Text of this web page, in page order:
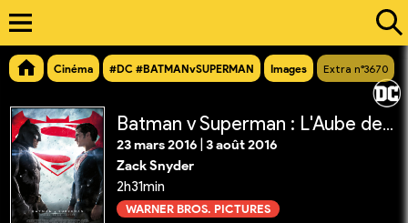
Cinéma #DC #BATMANvSUPERMAN Images Extra n°3670
Batman v Superman : L'Aube de la Justice
23 mars 2016 3 août 2016
Zack Snyder
2h31min
WARNER BROS. PICTURES